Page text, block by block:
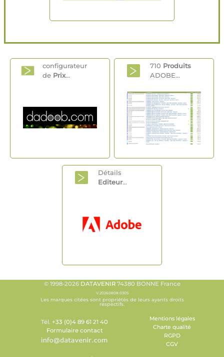
configurateur
de Prix...
710 Produits
ADOBE...
Détails
Editeur...
© 1998-2026 DATAVENIR74380 BONNE France
V.20260808.0305
Les marques citées sont propriétés de leurs ayants droits
respectifs.
Tél. +33 (0)4 89 61 21 40
Formulaire contact
Mentions légales
Charte qualité
RGPD
CGV